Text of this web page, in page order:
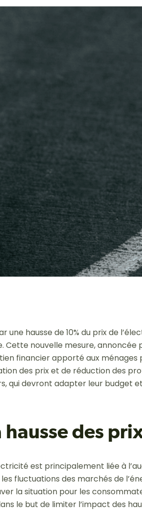
une hausse de 10% du prix de
Cette nouvelle mesure,
financier apporté aux ménages
des prix et de réduction des
qui devront adapter leur budget
hausse des
est principalement liée à
fluctuations des marchés de
la situation pour les
le but de limiter l’impact des